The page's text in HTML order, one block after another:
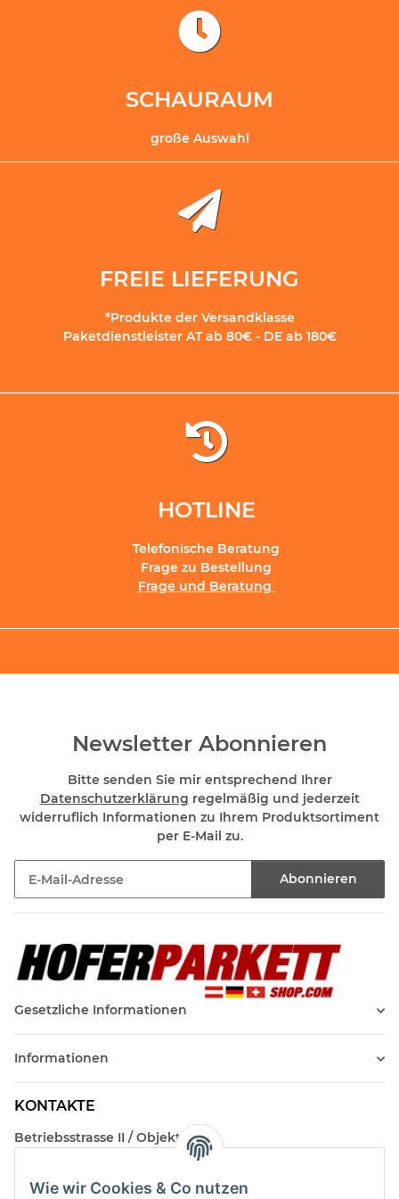
Wie wir Cookies & Co nutzen
SCHAURAUM
große Auswahl
FREIE LIEFERUNG
*Produkte der Versandklasse
Paketdienstleister AT ab 80€ - DE ab 180€
HOTLINE
Telefonische Beratung
Frage zu Bestellung
Frage und Beratung
Newsletter Abonnieren
Bitte senden Sie mir entsprechend Ihrer
Datenschutzerklärung regelmäßig und jederzeit
widerruflich Informationen zu Ihrem Produktsortiment
per E-Mail zu.
Abonnieren
Gesetzliche Informationen
Informationen
KONTAKTE
Betriebsstrasse II / Objekt 17
Kontakt